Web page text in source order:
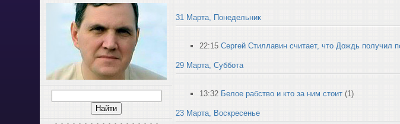
31 Марта, Понедельник
22:15 Сергей Стиллавин считает, что Дождь получил
29 Марта, Суббота
13:32 Белое рабство и кто за ним стоит (1)
23 Марта, Воскресенье